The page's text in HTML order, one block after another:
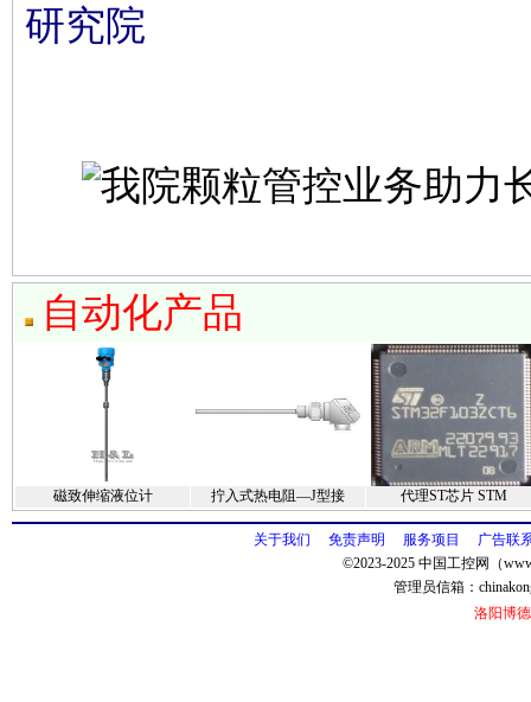
研究院
自动化产品
磁致伸缩液位计 拧入式热电阻—J型接 代理ST芯片 STM
关于我们 免责声明 服务项目
广告联
©2023-2025 中国工控网（
管理员信箱：
洛阳博